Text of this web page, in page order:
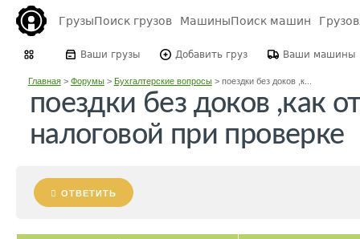
ГрузыПоиск грузов МашиныПоиск машин
Ваши грузы Добавить груз Ваши машины
Главная> Форумы> Бухгалтерские вопросы> поездки без доков ,к...
поездки без доков ,как
налоговой при проверке
ОТВЕТИТЬ